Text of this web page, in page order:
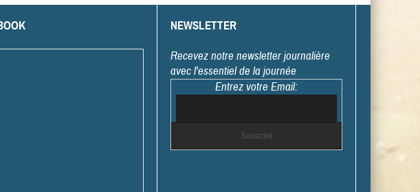
NEWSLETTER
Recevez notre newsletter journalière
avec l'essentiel de la journée
Entrez votre Email: